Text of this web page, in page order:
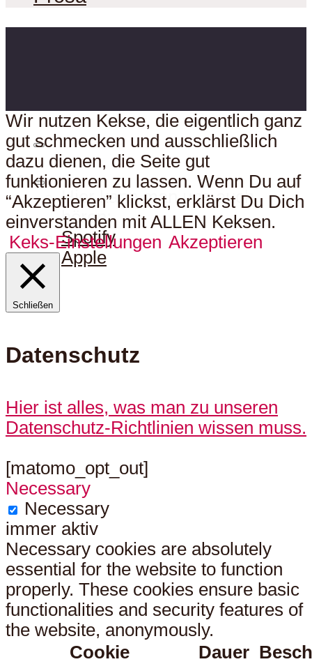
Hier kann man uns auch
hören:
Spotify
Apple
Wir nutzen Kekse, die eigentlich ganz
gut schmecken und ausschließlich
dazu dienen, die Seite gut
funktionieren zu lassen. Wenn Du auf
“Akzeptieren” klickst, erklärst Du Dich
einverstanden mit ALLEN Keksen.
Keks-Einstellungen Akzeptieren
Schließen
Datenschutz
Hier ist alles, was man zu unseren
Datenschutz-Richtlinien wissen muss.
[matomo_opt_out]
Necessary
Necessary
immer aktiv
Necessary cookies are absolutely
essential for the website to function
properly. These cookies ensure basic
functionalities and security features of
the website, anonymously.
Cookie
Dauer